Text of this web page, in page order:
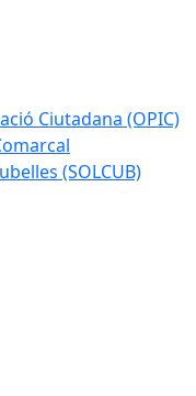
Ciutadana (OPIC)
(SOLCUB)